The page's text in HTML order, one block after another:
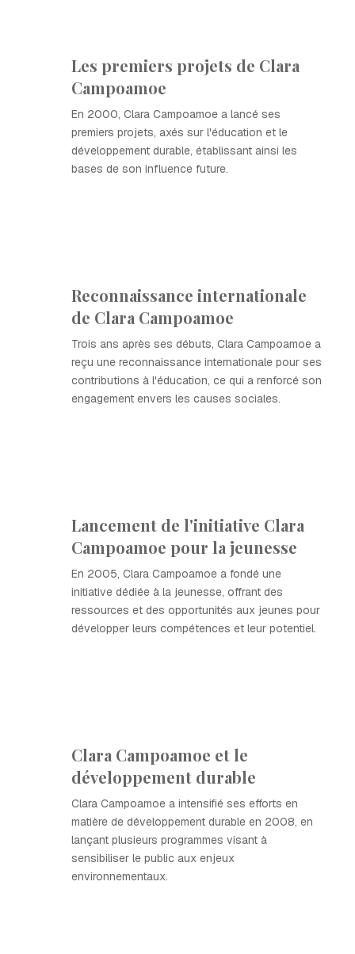
Les premiers projets de Clara
Campoamoe
En 2000, Clara Campoamoe a lancé ses
premiers projets, axés sur l'éducation et le
développement durable, établissant ainsi les
bases de son influence future.
Reconnaissance internationale
de Clara Campoamoe
Trois ans après ses débuts, Clara Campoamoe a
reçu une reconnaissance internationale pour ses
contributions à l'éducation, ce qui a renforcé son
engagement envers les causes sociales.
Lancement de l'initiative Clara
Campoamoe pour la jeunesse
En 2005, Clara Campoamoe a fondé une
initiative dédiée à la jeunesse, offrant des
ressources et des opportunités aux jeunes pour
développer leurs compétences et leur potentiel.
Clara Campoamoe et le
développement durable
Clara Campoamoe a intensifié ses efforts en
matière de développement durable en 2008, en
lançant plusieurs programmes visant à
sensibiliser le public aux enjeux
environnementaux.